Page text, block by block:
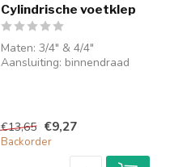
Cylindrische voetklep
Maten: 3/4" & 4/4"
Aansluiting: binnendraad
€13,65 €9,27
Backorder